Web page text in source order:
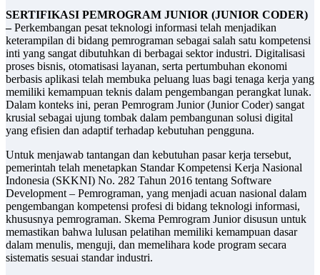
SERTIFIKASI PEMROGRAM JUNIOR (JUNIOR CODER)
–Perkembangan pesat teknologi informasi telah menjadikan
keterampilan di bidang pemrograman sebagai salah satu kompetensi
inti yang sangat dibutuhkan di berbagai sektor industri. Digitalisasi
proses bisnis, otomatisasi layanan, serta pertumbuhan ekonomi
berbasis aplikasi telah membuka peluang luas bagi tenaga kerja yang
memiliki kemampuan teknis dalam pengembangan perangkat lunak.
Dalam konteks ini, peran Pemrogram Junior (Junior Coder) sangat
krusial sebagai ujung tombak dalam pembangunan solusi digital
yang efisien dan adaptif terhadap kebutuhan pengguna.
Untuk menjawab tantangan dan kebutuhan pasar kerja tersebut,
pemerintah telah menetapkan Standar Kompetensi Kerja Nasional
Indonesia (SKKNI) No. 282 Tahun 2016 tentang Software
Development – Pemrograman, yang menjadi acuan nasional dalam
pengembangan kompetensi profesi di bidang teknologi informasi,
khususnya pemrograman. Skema Pemrogram Junior disusun untuk
memastikan bahwa lulusan pelatihan memiliki kemampuan dasar
dalam menulis, menguji, dan memelihara kode program secara
sistematis sesuai standar industri.